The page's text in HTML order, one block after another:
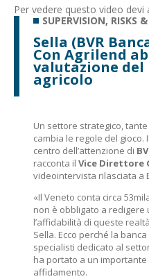
Per vedere questo video devi
SUPERVISION, RISKS
Sella (BVR
Con Agrilend
valutazione
agricolo
Un settore strategico,
cambia le regole del
centro dell’attenzione di
racconta il Vice Direttore
videointervista rilasciata a
«Il Veneto conta circa
non è obbligato a redigere
l’affidabilità di queste
Sella. Ecco perché la
specialisti dedicato al
ha portato a un
affidamento.